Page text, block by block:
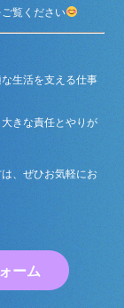
覧ください
生活を支える仕事
きな責任とやりが
、ぜひお気軽にお
ーム